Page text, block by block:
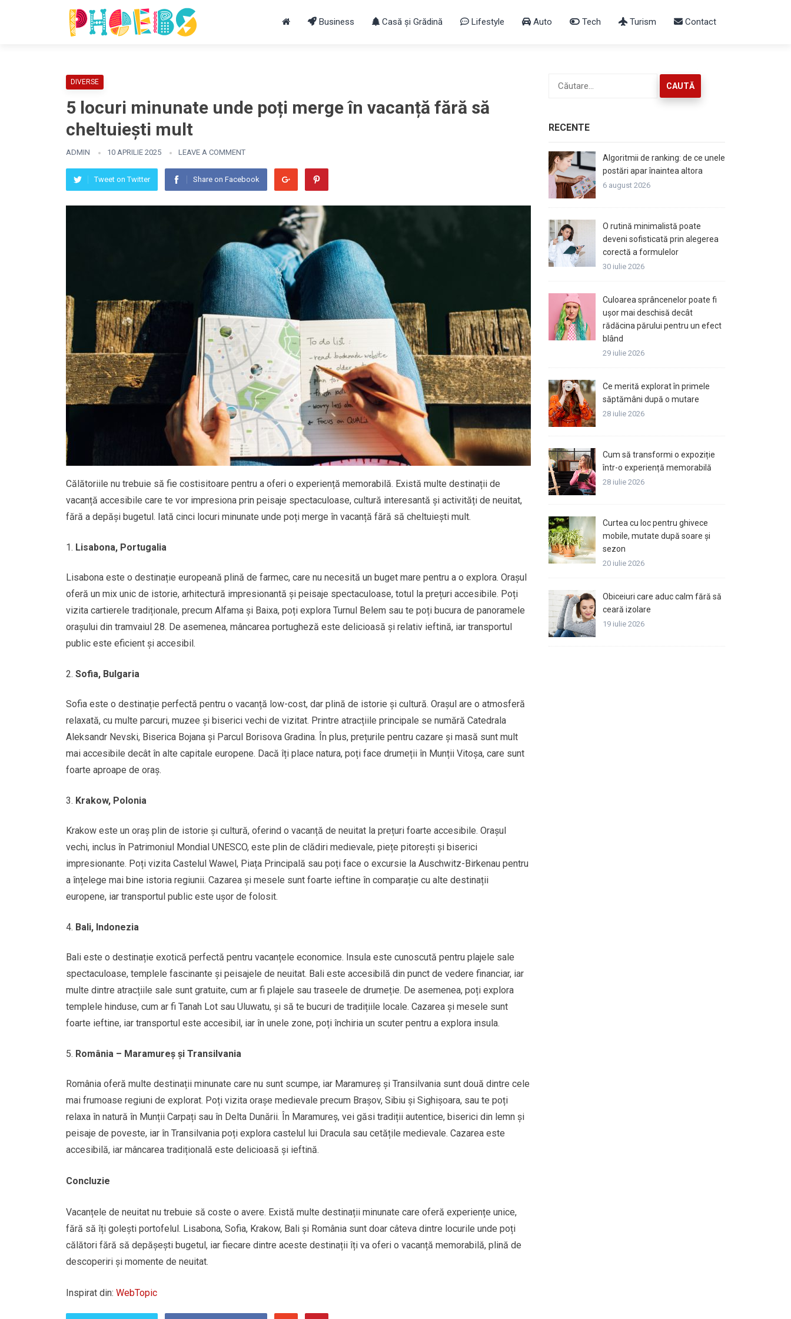
Business Casă și Grădină Lifestyle Auto Tech Turism Contact
DIVERSE
5 locuri minunate unde poți merge în vacanță fără să
cheltuiești mult
ADMIN 10 APRILIE 2025 LEAVE A COMMENT
Tweet on Twitter Share on Facebook
Călătoriile nu trebuie să fie costisitoare pentru a oferi o experiență memorabilă. Există multe destinații de
vacanță accesibile care te vor impresiona prin peisaje spectaculoase, cultură interesantă și activități de neuitat,
fără a depăși bugetul. Iată cinci locuri minunate unde poți merge în vacanță fără să cheltuiești mult.
Lisabona, Portugalia
Lisabona este o destinație europeană plină de farmec, care nu necesită un buget mare pentru a o explora. Orașul
oferă un mix unic de istorie, arhitectură impresionantă și peisaje spectaculoase, totul la prețuri accesibile. Poți
vizita cartierele tradiționale, precum Alfama și Baixa, poți explora Turnul Belem sau te poți bucura de panoramele
orașului din tramvaiul 28. De asemenea, mâncarea portugheză este delicioasă și relativ ieftină, iar transportul
public este eficient și accesibil.
Sofia, Bulgaria
Sofia este o destinație perfectă pentru o vacanță low-cost, dar plină de istorie și cultură. Orașul are o atmosferă
relaxată, cu multe parcuri, muzee și biserici vechi de vizitat. Printre atracțiile principale se numără Catedrala
Aleksandr Nevski, Biserica Bojana și Parcul Borisova Gradina. În plus, prețurile pentru cazare și masă sunt mult
mai accesibile decât în alte capitale europene. Dacă îți place natura, poți face drumeții în Munții Vitoșa, care sunt
foarte aproape de oraș.
Krakow, Polonia
Krakow este un oraș plin de istorie și cultură, oferind o vacanță de neuitat la prețuri foarte accesibile. Orașul
vechi, inclus în Patrimoniul Mondial UNESCO, este plin de clădiri medievale, piețe pitorești și biserici
impresionante. Poți vizita Castelul Wawel, Piața Principală sau poți face o excursie la Auschwitz-Birkenau pentru
a înțelege mai bine istoria regiunii. Cazarea și mesele sunt foarte ieftine în comparație cu alte destinații
europene, iar transportul public este ușor de folosit.
Bali, Indonezia
Bali este o destinație exotică perfectă pentru vacanțele economice. Insula este cunoscută pentru plajele sale
spectaculoase, templele fascinante și peisajele de neuitat. Bali este accesibilă din punct de vedere financiar, iar
multe dintre atracțiile sale sunt gratuite, cum ar fi plajele sau traseele de drumeție. De asemenea, poți explora
templele hinduse, cum ar fi Tanah Lot sau Uluwatu, și să te bucuri de tradițiile locale. Cazarea și mesele sunt
foarte ieftine, iar transportul este accesibil, iar în unele zone, poți închiria un scuter pentru a explora insula.
România – Maramureș și Transilvania
România oferă multe destinații minunate care nu sunt scumpe, iar Maramureș și Transilvania sunt două dintre cele
mai frumoase regiuni de explorat. Poți vizita orașe medievale precum Brașov, Sibiu și Sighișoara, sau te poți
relaxa în natură în Munții Carpați sau în Delta Dunării. În Maramureș, vei găsi tradiții autentice, biserici din lemn și
peisaje de poveste, iar în Transilvania poți explora castelul lui Dracula sau cetățile medievale. Cazarea este
accesibilă, iar mâncarea tradițională este delicioasă și ieftină.
Concluzie
Vacanțele de neuitat nu trebuie să coste o avere. Există multe destinații minunate care oferă experiențe unice,
fără să îți golești portofelul. Lisabona, Sofia, Krakow, Bali și România sunt doar câteva dintre locurile unde poți
călători fără să depășești bugetul, iar fiecare dintre aceste destinații îți va oferi o vacanță memorabilă, plină de
descoperiri și momente de neuitat.
Inspirat din: WebTopic
după:
RECENTE
Algoritmii de ranking: de ce unele
postări apar înaintea altora
6 august 2026
O rutină minimalistă poate
deveni sofisticată prin alegerea
corectă a formulelor
30 iulie 2026
Culoarea sprâncenelor poate fi
ușor mai deschisă decât
rădăcina părului pentru un efect
blând
29 iulie 2026
Ce merită explorat în primele
săptămâni după o mutare
28 iulie 2026
Cum să transformi o expoziție
într-o experiență memorabilă
28 iulie 2026
Curtea cu loc pentru ghivece
mobile, mutate după soare și
sezon
20 iulie 2026
Obiceiuri care aduc calm fără să
ceară izolare
19 iulie 2026